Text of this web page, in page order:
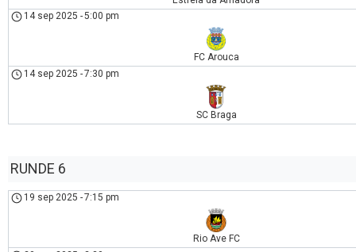
14 sep 2025 -5:00 pm
FC Arouca
14 sep 2025 -7:30 pm
SC Braga
RUNDE 6
19 sep 2025 -7:15 pm
Rio Ave FC